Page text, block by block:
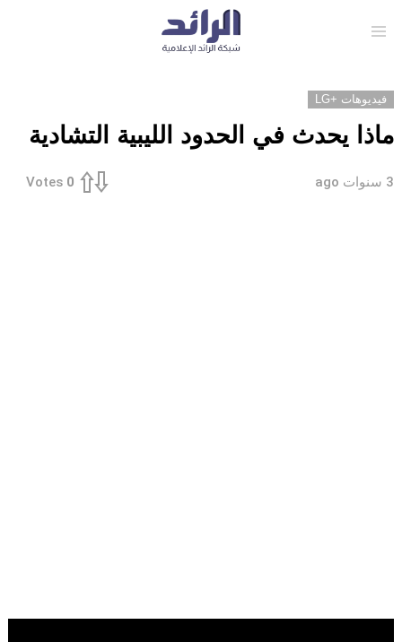
فيديوهات +LG
ماذا يحدث في الحدود الليبية التشادية
3 سنوات ago 0
Votes